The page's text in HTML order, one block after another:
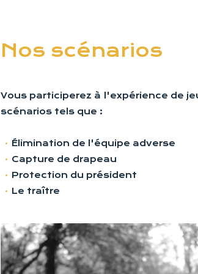
Nos scénarios
Vous participerez à l'expérience de
scénarios tels que :
Élimination de l'équipe adverse
Capture de drapeau
Protection du président
Le traître